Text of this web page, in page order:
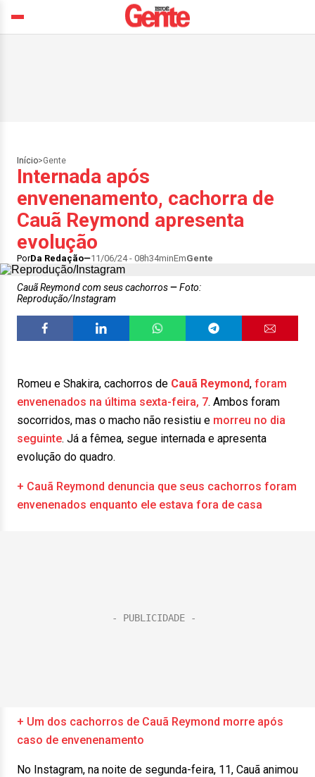
Início>Gente
Internada após
envenenamento, cachorra de
Cauã Reymond apresenta
evolução
PorDa Redação 11/06/24 - 08h34minEmGente
Cauã Reymond com seus cachorros
Foto:
Reprodução/Instagram
Romeu e Shakira, cachorros de Cauã Reymond, foram
envenenados na última sexta-feira, 7. Ambos foram
socorridos, mas o macho não resistiu e morreu no dia
seguinte. Já a fêmea, segue internada e apresenta
evolução do quadro.
+ Cauã Reymond denuncia que seus cachorros foram
envenenados enquanto ele estava fora de casa
+ Um dos cachorros de Cauã Reymond morre após
caso de envenenamento
No Instagram, na noite de segunda-feira, 11, Cauã animou